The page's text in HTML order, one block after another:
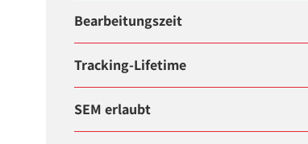
Bearbeitungszeit
Tracking-Lifetime
SEM erlaubt